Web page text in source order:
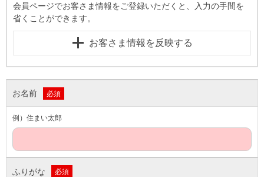
会員ページでお客さま情報をご登録いただくと、入力の手間を
省くことができます。
お客さま情報を反映する
お名前 必須
例）住まい太郎
ふりがな 必須